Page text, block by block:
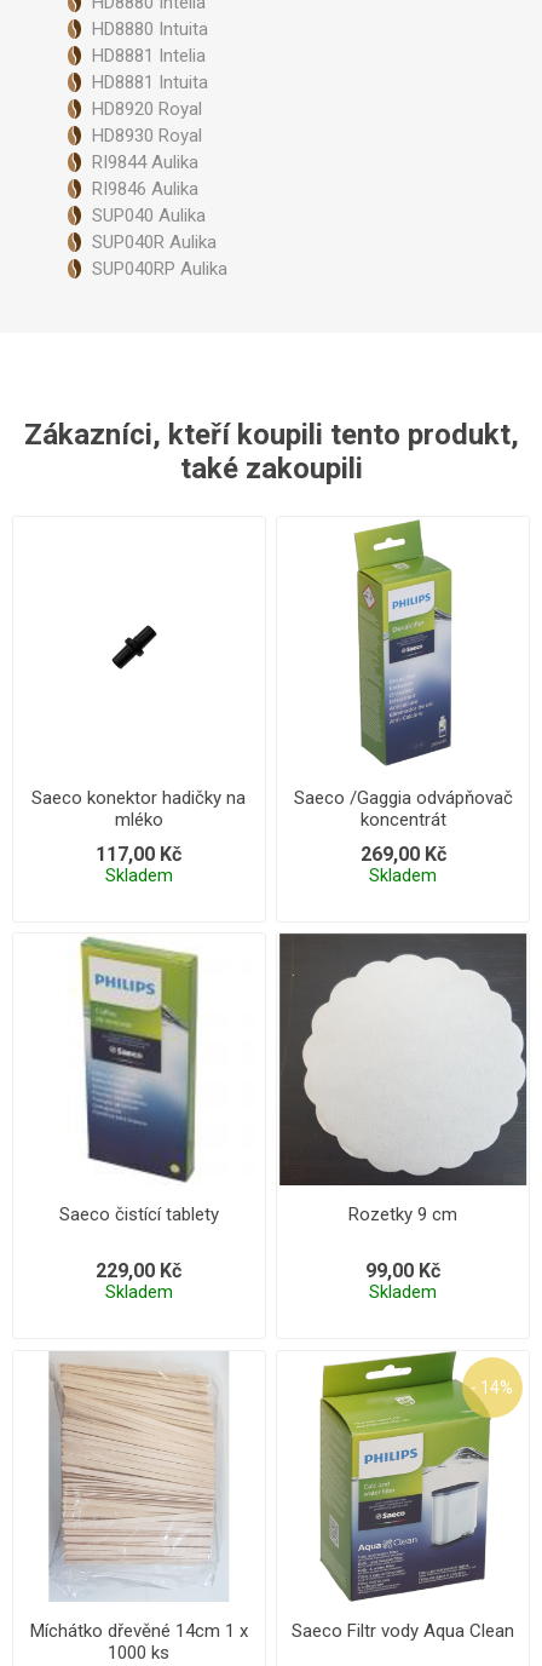
HD8880 Intuita
HD8881 Intelia
HD8881 Intuita
HD8920 Royal
HD8930 Royal
RI9844 Aulika
RI9846 Aulika
SUP040 Aulika
SUP040R Aulika
SUP040RP Aulika
Zákazníci, kteří koupili tento produkt,
také zakoupili
Saeco konektor hadičky na
mléko
117,00 Kč
Skladem
Saeco /Gaggia odvápňovač
koncentrát
269,00 Kč
Skladem
Saeco čistící tablety
229,00 Kč
Skladem
Rozetky 9 cm
99,00 Kč
Skladem
Míchátko dřevěné 14cm 1 x
1000 ks
- 14%
Saeco Filtr vody Aqua Clean